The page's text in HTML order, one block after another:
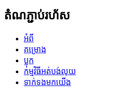
តំណភ្ជាប់រហ័ស
អំពី
គម្រោង
ប្លុក
កម្មវិធីអត់បង់លុយ
ទាក់ទងមកយើង